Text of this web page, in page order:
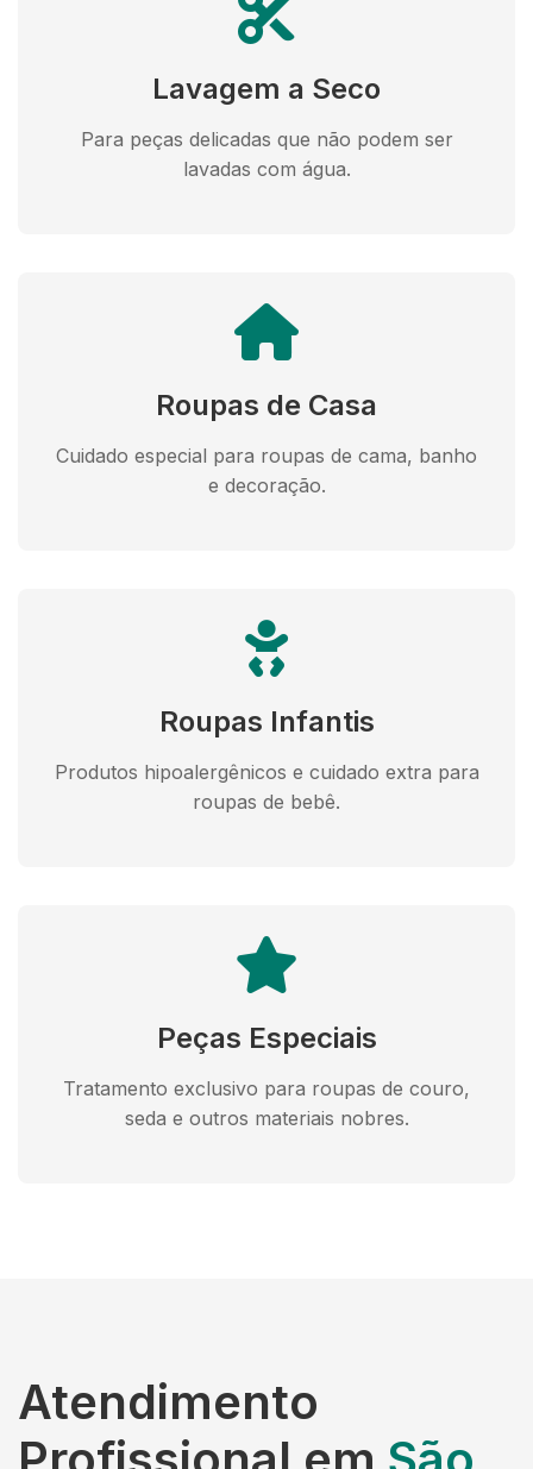
Lavagem a Seco
Para peças delicadas que não podem ser
lavadas com água.
Roupas de Casa
Cuidado especial para roupas de cama, banho
e decoração.
Roupas Infantis
Produtos hipoalergênicos e cuidado extra para
roupas de bebê.
Peças Especiais
Tratamento exclusivo para roupas de couro,
seda e outros materiais nobres.
Atendimento